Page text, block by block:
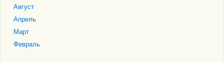
Август
Апрель
Март
Февраль